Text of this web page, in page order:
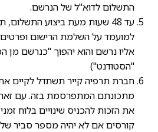
התשלום לדוא"ל של הנרשם.
עד 48 שעות מעת ביצוע
למועמד על השלמת הרישום
אליו נרשם והוא יהפוך "כנרשם מן
"הסטודנט")
חברת תרפיה קייר תשתדל לקיים
מתכונתם המתפרסמת בזה. עם
את הזכות להכניס שינויים בלוח
קורסים אם לא יהיה מספר סביר